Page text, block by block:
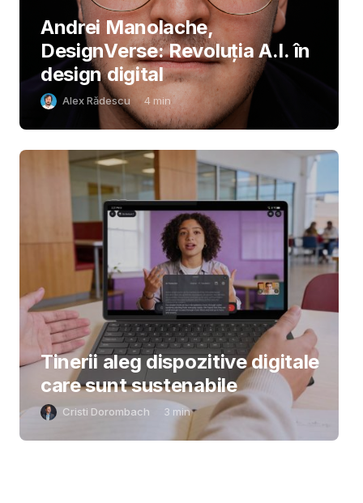
Andrei Manolache,
DesignVerse: Revoluția A.I. în
design digital
Alex Rădescu 4 min
Tinerii aleg dispozitive digitale
care sunt sustenabile
Cristi Dorombach 3 min